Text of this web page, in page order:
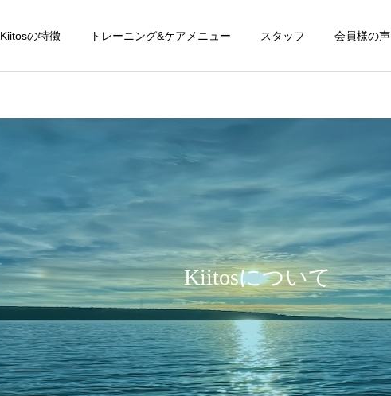
Kiitosの特徴 トレーニング&ケアメニュー スタッフ 会員様の声
Kiitosについて